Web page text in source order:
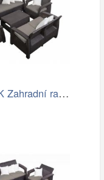
DEOKORK Zahradní ratanová sestava …